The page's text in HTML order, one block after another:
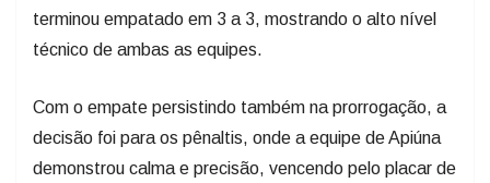
terminou empatado em 3 a 3, mostrando o alto nível
técnico de ambas as equipes.
Com o empate persistindo também na prorrogação, a
decisão foi para os pênaltis, onde a equipe de Apiúna
demonstrou calma e precisão, vencendo pelo placar de